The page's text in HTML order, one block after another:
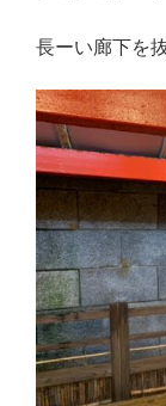
長ーい廊下を